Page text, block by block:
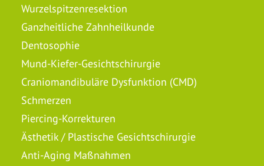
Wurzelspitzenresektion
Ganzheitliche Zahnheilkunde
Dentosophie
Mund-Kiefer-Gesichtschirurgie
Craniomandibuläre Dysfunktion (CMD)
Schmerzen
Piercing-Korrekturen
Ästhetik / Plastische Gesichtschirurgie
Anti-Aging Maßnahmen